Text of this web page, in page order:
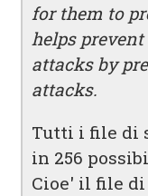
for them to
helps
attacks by
attacks.
Tutti i file di
in 256
Cioe' il file